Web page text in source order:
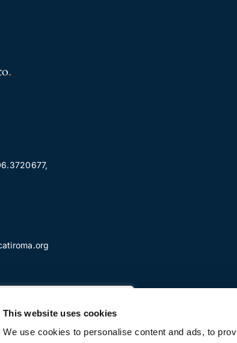
This website uses cookies
We use cookies to personalise content and ads, to
la tua esperienza di
.
,